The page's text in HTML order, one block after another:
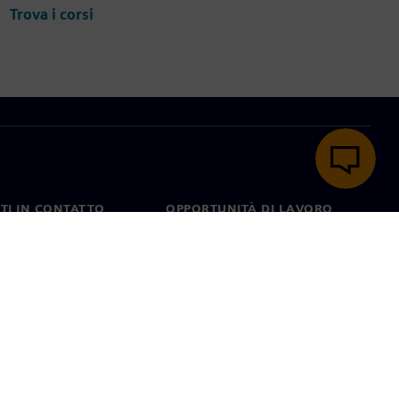
Trova i corsi
IN CONTATTO OPPORTUNITÀ DI LAVORO